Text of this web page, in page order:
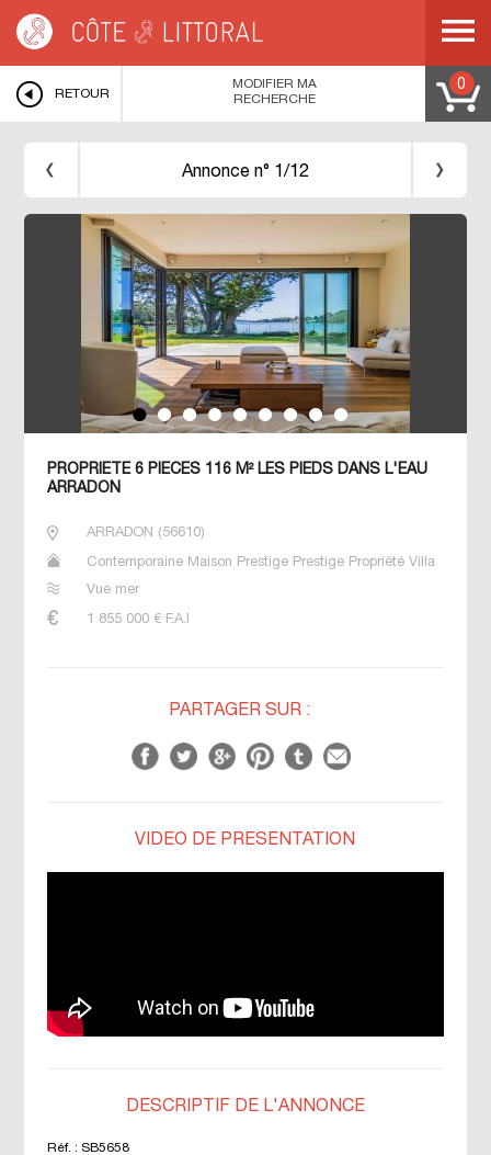
GOLFE DU MORBIHAN > ARRADON > Propriété les pieds dans l'eau à Arradon
RETOUR
0
MODIFIER MA
RECHERCHE
Annonce n° 1/12
PROPRIETE 6 PIECES 116 M² LES PIEDS DANS L'EAU
ARRADON
ARRADON (56610)
Contemporaine Maison Prestige Prestige Propriété Villa
Vue mer
1 855 000€ F.A.I
PARTAGER SUR :
VIDÉO DE PRÉSENTATION
DESCRIPTIF DE L'ANNONCE
Réf. : SB5658